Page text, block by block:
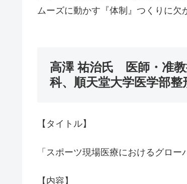
ムーズに動かす『体制』つくりに欠
高澤 祐治氏 医師・准教
科、順天堂大学医学部整
【タイトル】
「スポーツ現場医療におけるグロー
【内容】